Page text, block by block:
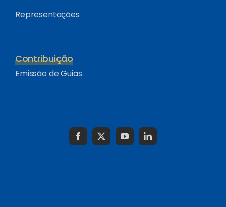
Representações
Contribuição
Emissão de Guias